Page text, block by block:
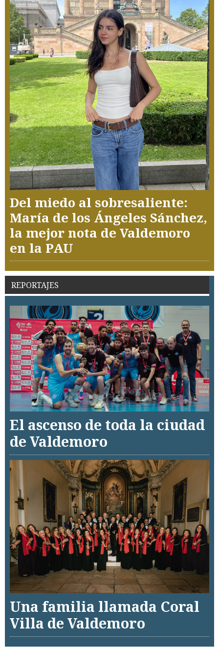
Del miedo al sobresaliente:
María de los Ángeles Sánchez,
la mejor nota de Valdemoro
en la PAU
REPORTAJES
El ascenso de toda la ciudad
de Valdemoro
Una familia llamada Coral
Villa de Valdemoro